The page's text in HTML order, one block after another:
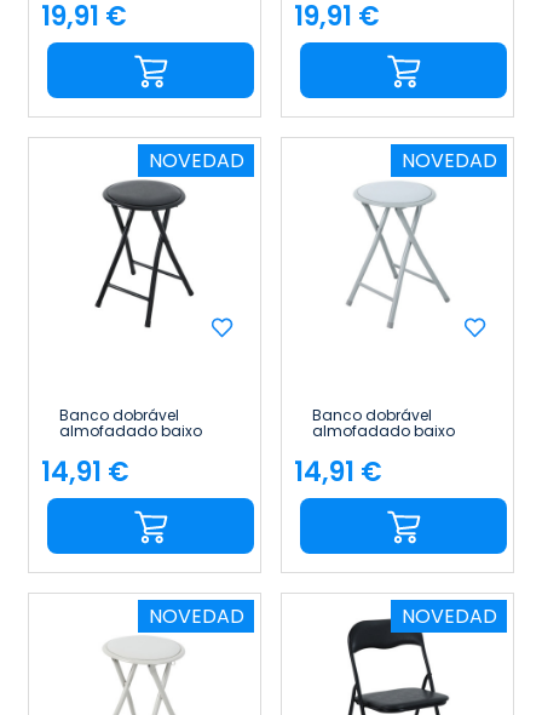
73 cm 7house
Preço
19,91 € 73 cm 7house
Preço
19,91 €
NOVEDAD
Banco dobrável
almofadado baixo
7house
Preço
14,91 €
NOVEDAD
Banco dobrável
almofadado baixo
7house
Preço
14,91 €
NOVEDAD NOVEDAD